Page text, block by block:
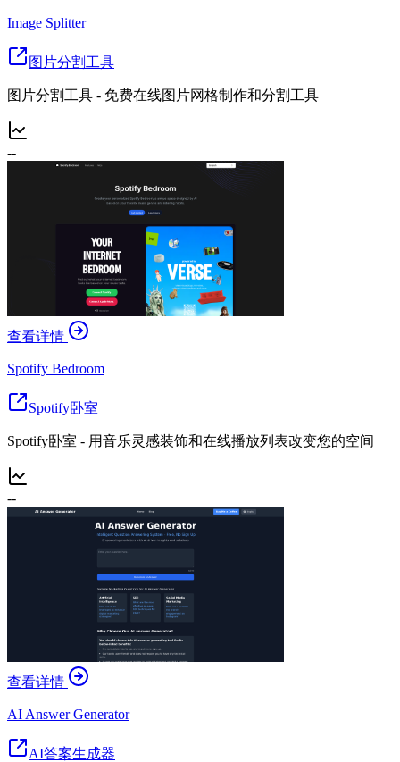
Image Splitter
图片分割工具
图片分割工具 - 免费在线图片网格制作和分割工具
--
查看详情
Spotify Bedroom
Spotify卧室
Spotify卧室 - 用音乐灵感装饰和在线播放列表改变您的空间
--
查看详情
AI Answer Generator
AI答案生成器